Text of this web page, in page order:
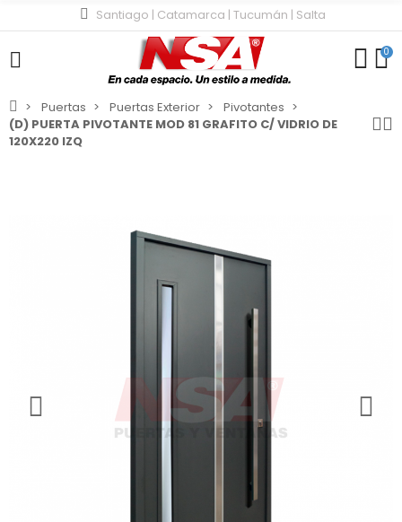
Santiago | Catamarca | Tucumán | Salta
0
Puertas Puertas Exterior
Pivotantes
(D) PUERTA PIVOTANTE MOD 81 GRAFITO C/ VIDRIO DE
120X220 IZQ